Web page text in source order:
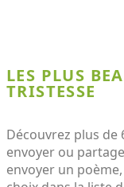
LES PLUS
TRISTESSE
Découvrez plus
envoyer ou
envoyer un